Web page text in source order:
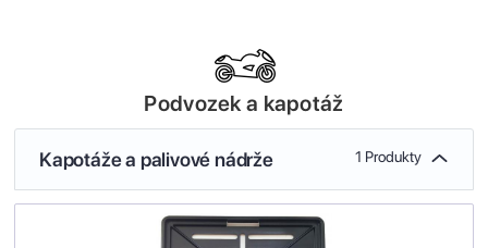
Podvozek a kapotáž
Kapotáže a palivové nádrže 1 Produkty